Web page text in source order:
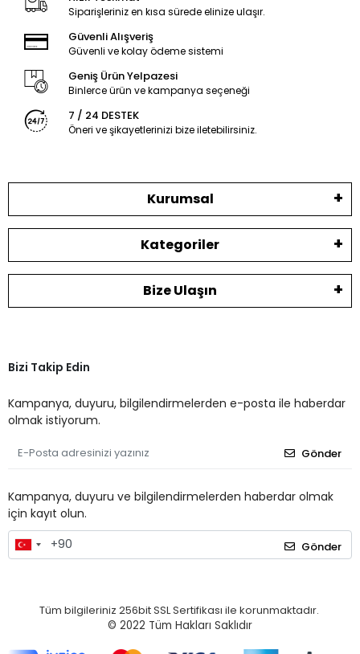
Siparişleriniz en kısa sürede elinize ulaşır.
Güvenli Alışveriş
Güvenli ve kolay ödeme sistemi
Geniş Ürün Yelpazesi
Binlerce ürün ve kampanya seçeneği
7 / 24 DESTEK
Öneri ve şikayetlerinizi bize iletebilirsiniz.
Kurumsal
Kategoriler
Bize Ulaşın
Bizi Takip Edin
Kampanya, duyuru, bilgilendirmelerden e-posta ile haberdar
olmak istiyorum.
Gönder
Kampanya, duyuru ve bilgilendirmelerden haberdar olmak
için kayıt olun.
Gönder
Tüm bilgileriniz 256bit SSL Sertifikası ile korunmaktadır.
© 2022 Tüm Hakları Saklıdır